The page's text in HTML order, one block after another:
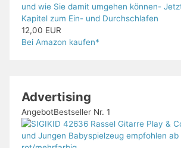
und wie Sie damit umgehen können-
Kapitel zum Ein- und Durchschlafen
12,00 EUR
Bei Amazon kaufen*
Advertising
AngebotBestseller Nr. 1